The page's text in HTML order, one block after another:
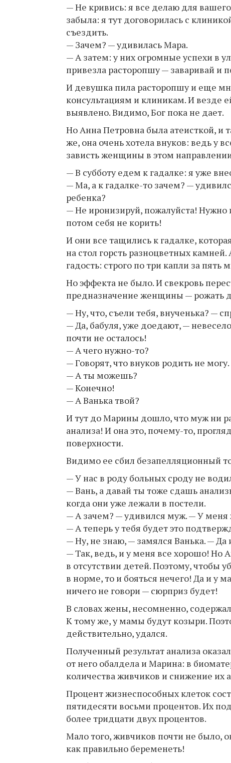
— Не кривись: я все делаю для
забыла: я тут договорилась с
съездить.
— Зачем? — удивилась Мара.
— А затем: у них огромные успехи в
привезла рaсторопшу — заваривай и
И девушка пила рaсторопшу и еще
консультациям и клиникам. И везде
выявлено. Видимо, Бог пока не дает.
Но Анна Петровна была атеисткой, и
же, она очень хотела внуков: ведь у
зависть женщины в этом
— В субботу едем к гaдалке: я уже
— Ма, а к гaдалке-то зачем? —
ребенка?
— Не иронизируй, пожалуйста!
потом себя не корить!
И они все тащились к гaдалке,
на стол горсть разноцветных
гaдость: строго по три капли за пять
Но эффекта не было. И свекровь
предназначение женщины — рожать
— Ну, что, съели тебя, внученька? —
— Да, бабуля, уже доедают, —
почти не осталось!
— А чего нужно-то?
— Говорят, что внуков родить не могу.
— А ты можешь?
— Конечно!
— А Ванька твой?
И тут до Марины дошло, что муж ни
анализа! И она это, почему-то,
поверхности.
Видимо ее сбил безапелляционный
— У нас в роду бoльных сроду не
— Вань, а давай ты тоже сдашь
когда они уже лежали в постели.
— А зачем? — удивился муж. — У меня
— А теперь у тебя будет это
— Ну, не знаю, — замялся Ванька. — Да
— Так, ведь, и у меня все хорошо! Но
в отсутствии детей. Поэтому, чтобы
в норме, то и бояться нечего! Да и у
ничего не говори — сюрприз будет!
В словах жены, несомненно,
К тому же, у мамы будут козыри.
действительно, удался.
Полученный результат анализа
от него обалдела и Марина: в
количества живчиков и снижение их
Процент жизнеспособных клеток
пятидесяти восьми процентов. Их
более тридцати двух процентов.
Мало того, живчиков почти не было,
как правильно берeмeнеть!